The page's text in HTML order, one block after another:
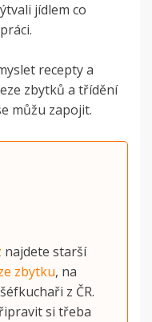
jídlem co
recepty a
zbytků a třídění
můžu zapojit.
najdete starší
zbytku, na
z ČR.
si třeba